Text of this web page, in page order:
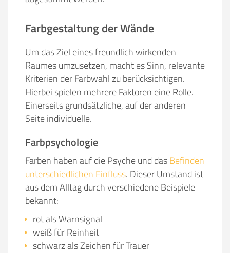
Farbgestaltung der Wände
Um das Ziel eines freundlich wirkenden
Raumes umzusetzen, macht es Sinn, relevante
Kriterien der Farbwahl zu berücksichtigen.
Hierbei spielen mehrere Faktoren eine Rolle.
Einerseits grundsätzliche, auf der anderen
Seite individuelle.
Farbpsychologie
Farben haben auf die Psyche und dasBefinden
unterschiedlichen Einfluss. Dieser Umstand ist
aus dem Alltag durch verschiedene Beispiele
bekannt:
rot als Warnsignal
weiß für Reinheit
schwarz als Zeichen für Trauer